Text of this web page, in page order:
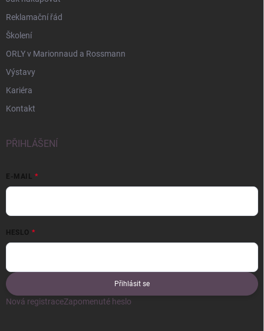
Reklamační řád
Školení
ORLY v Marionnaud a Rossmann
Výstavy
Kariéra
Kontakt
PŘIHLÁŠENÍ
E-MAIL
HESLO
Přihlásit se
Nová registraceZapomenuté heslo